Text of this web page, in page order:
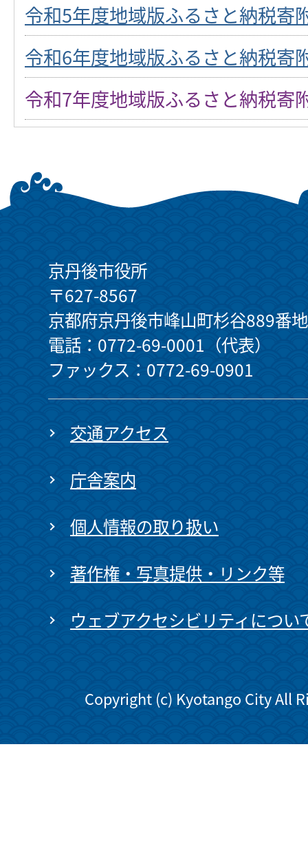
令和5年度地域版ふるさと納税寄
令和6年度地域版ふるさと納税寄
令和7年度地域版ふるさと納税寄
京丹後市役所
〒627-8567
京都府京丹後市峰山町杉谷889番地
電話：0772-69-0001（代表）
ファックス：0772-69-0901
交通アクセス
庁舎案内
個人情報の取り扱い
著作権・写真提供・リンク等
ウェブアクセシビリティについ
Copyright (c) Kyotango City All